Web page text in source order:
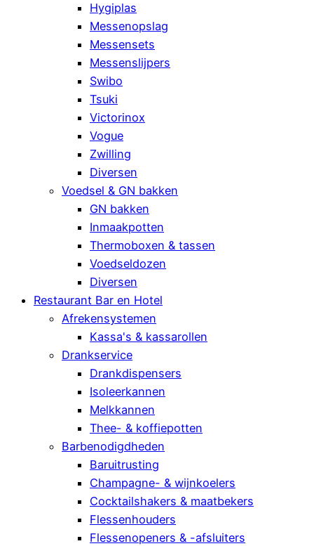
Hygiplas
Messenopslag
Messensets
Messenslijpers
Swibo
Tsuki
Victorinox
Vogue
Zwilling
Diversen
Voedsel & GN bakken
GN bakken
Inmaakpotten
Thermoboxen & tassen
Voedseldozen
Diversen
Restaurant Bar en Hotel
Afrekensystemen
Kassa's & kassarollen
Drankservice
Drankdispensers
Isoleerkannen
Melkkannen
Thee- & koffiepotten
Barbenodigdheden
Baruitrusting
Champagne- & wijnkoelers
Cocktailshakers & maatbekers
Flessenhouders
Flessenopeners & -afsluiters